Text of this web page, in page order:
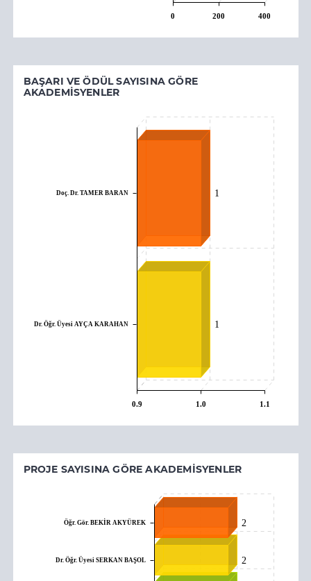
0 200 400
BAŞARI VE ÖDÜL SAYISINA GÖRE
AKADEMISYENLER
1
1
Doç. Dr. TAMER BARAN
Dr. Öğr. Üyesi AYÇA KARAHAN
0.9 1.0 1.1
PROJE SAYISINA GÖRE AKADEMISYENLER
2
2
Öğr. Gör. BEKİR AKYÜREK
Dr. Öğr. Üyesi SERKAN BAŞOL